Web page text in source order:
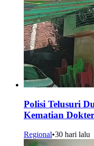
Polisi Telusuri
Kematian
Regional•30 hari lalu